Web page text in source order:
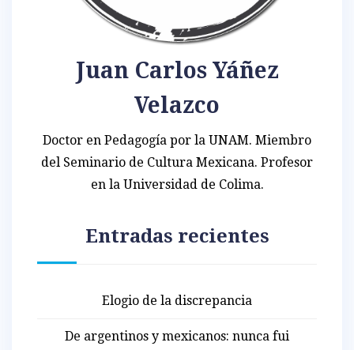
Juan Carlos Yáñez
Velazco
Doctor en Pedagogía por la UNAM. Miembro
del Seminario de Cultura Mexicana. Profesor
en la Universidad de Colima.
Entradas recientes
Elogio de la discrepancia
De argentinos y mexicanos: nunca fui